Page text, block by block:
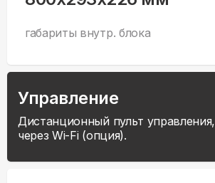
габариты внутр. блока
Управление
Дистанционный пульт управления,
через Wi-Fi (опция).